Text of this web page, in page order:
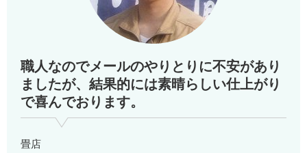
職人なのでメールのやりとりに不安があり
ましたが、結果的には素晴らしい仕上がり
で喜んでおります。
畳店